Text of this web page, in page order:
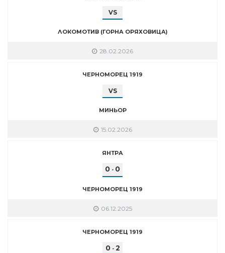
VS
ЛОКОМОТИВ (ГОРНА ОРЯХОВИЦА)
28.02.2026
ЧЕРНОМОРЕЦ 1919
VS
МИНЬОР
15.02.2026
ЯНТРА
0 - 0
ЧЕРНОМОРЕЦ 1919
06.12.2025
ЧЕРНОМОРЕЦ 1919
0- 2